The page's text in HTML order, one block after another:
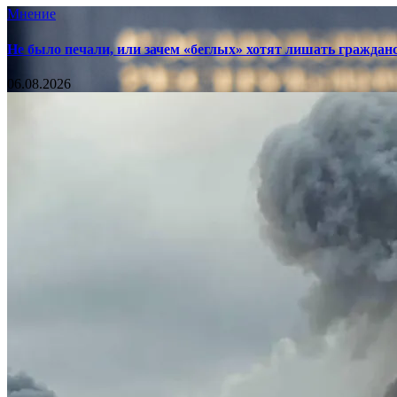
Мнение
Не было печали, или зачем «беглых» хотят лишать
06.08.2026